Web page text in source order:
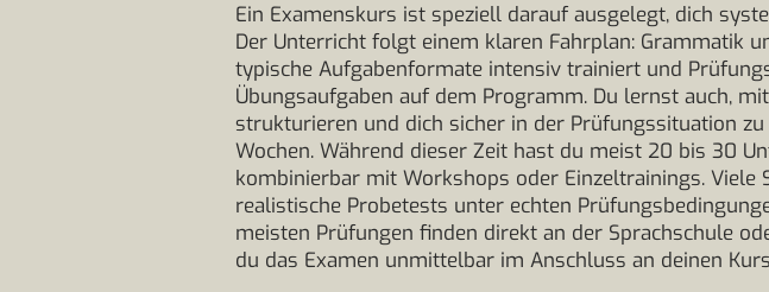
Ein Examenskurs ist speziell darauf ausgelegt, dich
Der Unterricht folgt einem klaren Fahrplan: Grammatik
typische Aufgabenformate intensiv trainiert und
Übungsaufgaben auf dem Programm. Du lernst auch,
strukturieren und dich sicher in der Prüfungssituation
Wochen. Während dieser Zeit hast du meist 20 bis 30
kombinierbar mit Workshops oder Einzeltrainings. Viele
realistische Probetests unter echten
meisten Prüfungen finden direkt an der Sprachschule
du das Examen unmittelbar im Anschluss an deinen